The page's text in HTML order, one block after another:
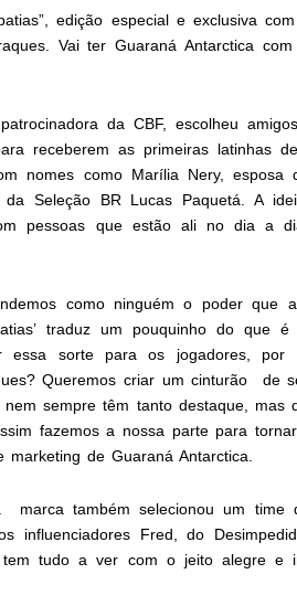
edição especial e exclusiva
Vai ter Guaraná Antarctica
da CBF, escolheu
receberem as primeiras latinhas
nomes como Marília Nery, esposa
Seleção BR Lucas Paquetá. A
pessoas que estão ali no dia a
como ninguém o poder que
traduz um pouquinho do que é
essa sorte para os jogadores, por
Queremos criar um cinturão de
sempre têm tanto destaque, mas
fazemos a nossa parte para
de Guaraná Antarctica.
também selecionou um time
influenciadores Fred, do
tudo a ver com o jeito alegre e